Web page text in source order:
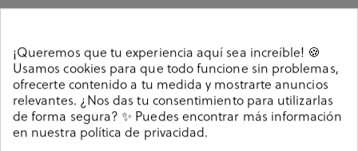
Zapatos de vestir Hispanitas RHV254046 en cuero. Altura
tacón 2,5cm. Cierre con elásticos . La plantilla no es
extraible. Hecho en España.
Referencia213183
¡Queremos que tu experiencia aquí sea increíble! 🍪
Usamos cookies para que todo funcione sin problemas,
ofrecerte contenido a tu medida y mostrarte anuncios
relevantes. ¿Nos das tu consentimiento para utilizarlas
de forma segura? ✨ Puedes encontrar más información
en nuestra política de privacidad.